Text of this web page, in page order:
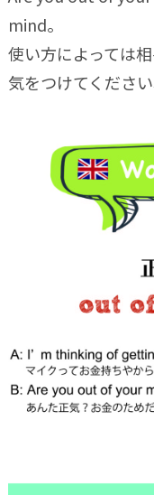
mind。
使い方によっては
気をつけてください